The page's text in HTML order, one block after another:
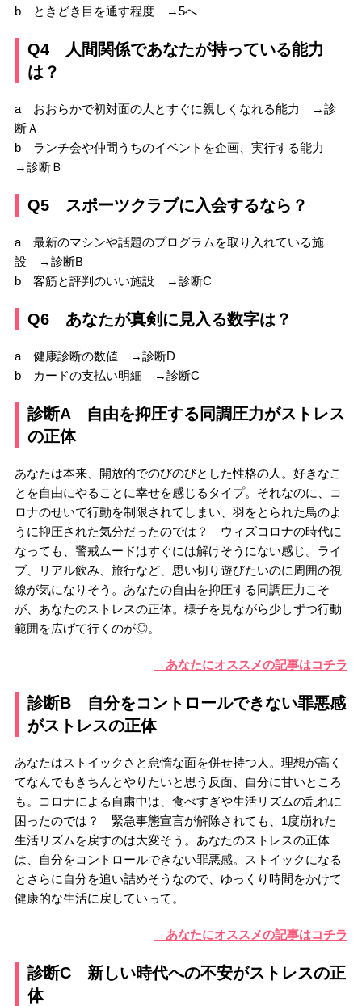
b ときどき目を通す程度 →5へ
Q4 人間関係であなたが持っている能力
は？
a おおらかで初対面の人とすぐに親しくなれる能力 →診
断Ａ
b ランチ会や仲間うちのイベントを企画、実行する能力
→診断Ｂ
Q5 スポーツクラブに入会するなら？
a 最新のマシンや話題のプログラムを取り入れている施
設 →診断B
b 客筋と評判のいい施設 →診断C
Q6 あなたが真剣に見入る数字は？
a 健康診断の数値 →診断D
b カードの支払い明細 →診断C
診断A 自由を抑圧する同調圧力がストレス
の正体
あなたは本来、開放的でのびのびとした性格の人。好きなこ
とを自由にやることに幸せを感じるタイプ。それなのに、コ
ロナのせいで行動を制限されてしまい、羽をとられた鳥のよ
うに抑圧された気分だったのでは？ ウィズコロナの時代に
なっても、警戒ムードはすぐには解けそうにない感じ。ライ
ブ、リアル飲み、旅行など、思い切り遊びたいのに周囲の視
線が気になりそう。あなたの自由を抑圧する同調圧力こそ
が、あなたのストレスの正体。様子を見ながら少しずつ行動
範囲を広げて行くのが◎。
→あなたにオススメの記事はコチラ
診断B 自分をコントロールできない罪悪感
がストレスの正体
あなたはストイックさと怠惰な面を併せ持つ人。理想が高く
てなんでもきちんとやりたいと思う反面、自分に甘いところ
も。コロナによる自粛中は、食べすぎや生活リズムの乱れに
困ったのでは？ 緊急事態宣言が解除されても、1度崩れた
生活リズムを戻すのは大変そう。あなたのストレスの正体
は、自分をコントロールできない罪悪感。ストイックになる
とさらに自分を追い詰めそうなので、ゆっくり時間をかけて
健康的な生活に戻していって。
→あなたにオススメの記事はコチラ
診断C 新しい時代への不安がストレスの正
体